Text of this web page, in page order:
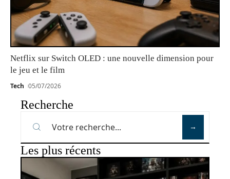
Netflix sur Switch OLED : une nouvelle dimension pour
le jeu et le film
Tech 05/07/2026
Recherche
Les plus récents